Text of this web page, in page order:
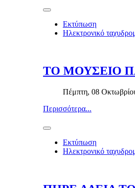
Εκτύπωση
Ηλεκτρονικό
ΤΟ ΜΟΥΣΕΙΟ
Πέμπτη, 08
Περισσότερα...
Εκτύπωση
Ηλεκτρονικό